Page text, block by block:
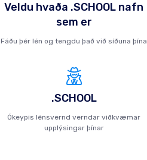
Veldu hvaða .SCHOOL nafn
sem er
Fáðu þér lén og tengdu það við síðuna þína
.SCHOOL
Ókeypis lénsvernd verndar viðkvæmar
upplýsingar þínar